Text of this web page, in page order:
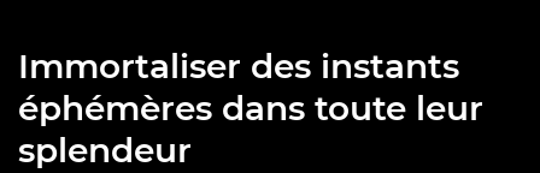
Immortaliser des instants
éphémères dans toute leur
splendeur